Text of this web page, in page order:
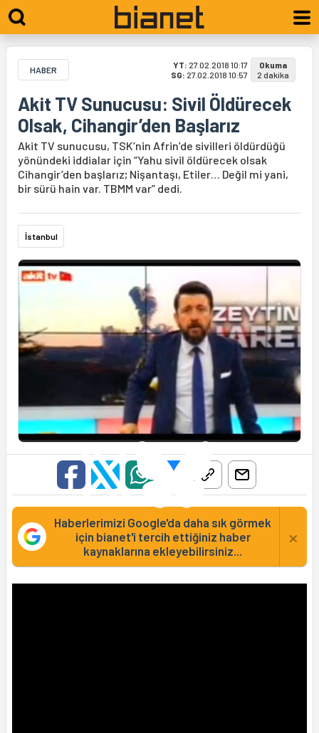
HABER YT: 27.02.2018 10:17
SG: 27.02.2018 10:57
Okuma
2 dakika
Akit TV Sunucusu: Sivil Öldürecek
Olsak, Cihangir’den Başlarız
Akit TV sunucusu, TSK’nin Afrin’de sivilleri öldürdüğü
yönündeki iddialar için “Yahu sivil öldürecek olsak
Cihangir’den başlarız; Nişantaşı, Etiler… Değil mi yani,
bir sürü hain var. TBMM var” dedi.
İstanbul
Haberlerimizi Google'da daha sık görmek
için bianet'i tercih ettiğiniz haber
kaynaklarına ekleyebilirsiniz...
×